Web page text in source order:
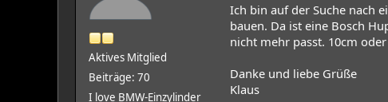
Aktives Mitglied
Beiträge: 70
I love BMW-Einzylinder
Ich bin auf der Suche nach
bauen. Da ist eine Bosch
nicht mehr passt. 10cm
Danke und liebe Grüße
Klaus